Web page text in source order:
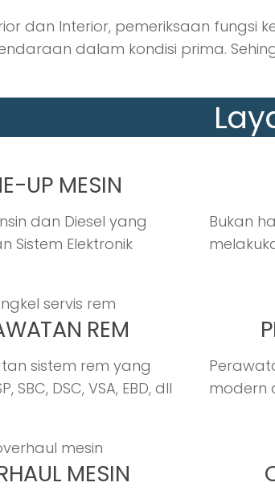
dan Interior, pemeriksaan
dalam kondisi prima.
UP MESIN
dan Diesel yang
Sistem Elektronik
Bukan
REM
sistem rem yang
SBC, DSC, VSA, EBD, dll
modern
MESIN